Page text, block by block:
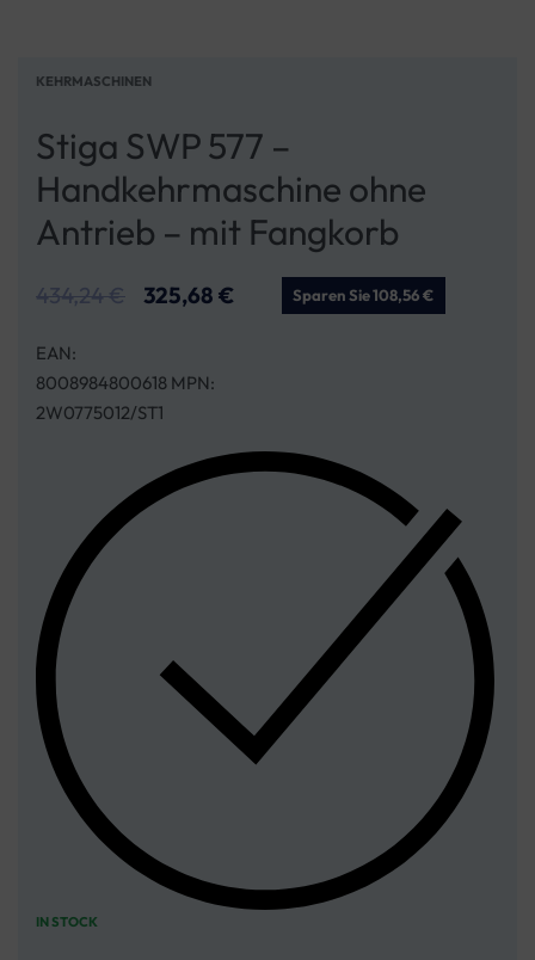
KEHRMASCHINEN
Stiga SWP 577 –
Handkehrmaschine ohne
Antrieb – mit Fangkorb
434,24€ 325,68 € Sparen Sie 108,56 €
EAN:
8008984800618 MPN:
2W0775012/ST1
IN STOCK